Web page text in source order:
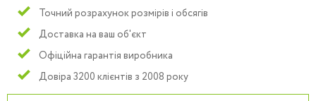
Точний розрахунок розмірів і обсягів
Доставка на ваш об'єкт
Офіційна гарантія виробника
Довіра 3200 клієнтів з 2008 року